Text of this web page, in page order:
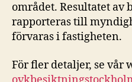
området. Resultatet av
rapporteras till
förvaras i fastigheten.
För fler detaljer, se vår